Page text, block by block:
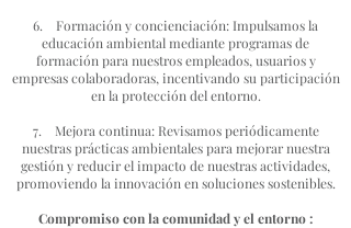
6. Formación y concienciación: Impulsamos la
educación ambiental mediante programas de
formación para nuestros empleados, usuarios y
empresas colaboradoras, incentivando su participación
en la protección del entorno.
7. Mejora continua: Revisamos periódicamente
nuestras prácticas ambientales para mejorar nuestra
gestión y reducir el impacto de nuestras actividades,
promoviendo la innovación en soluciones sostenibles.
Compromiso con la comunidad y el entorno :